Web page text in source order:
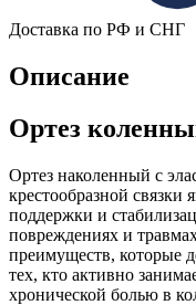
Доставка по РФ и СНГ
Описание
Ортез
Ортез наколенный с
крестообразной связки
поддержки и
повреждениях и
преимуществ, которые
тех, кто активно
хронической болью в